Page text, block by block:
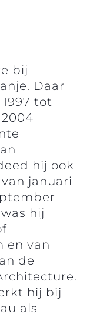
bij
Daar
tot
hij ook
januari
hij
en van
de
hij bij
als